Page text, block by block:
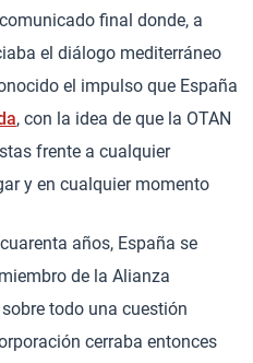
final donde, a
el diálogo mediterráneo
el impulso que España
, con la idea de que la OTAN
frente a cualquier
y en cualquier momento
años, España se
de la Alianza
todo una cuestión
cerraba entonces